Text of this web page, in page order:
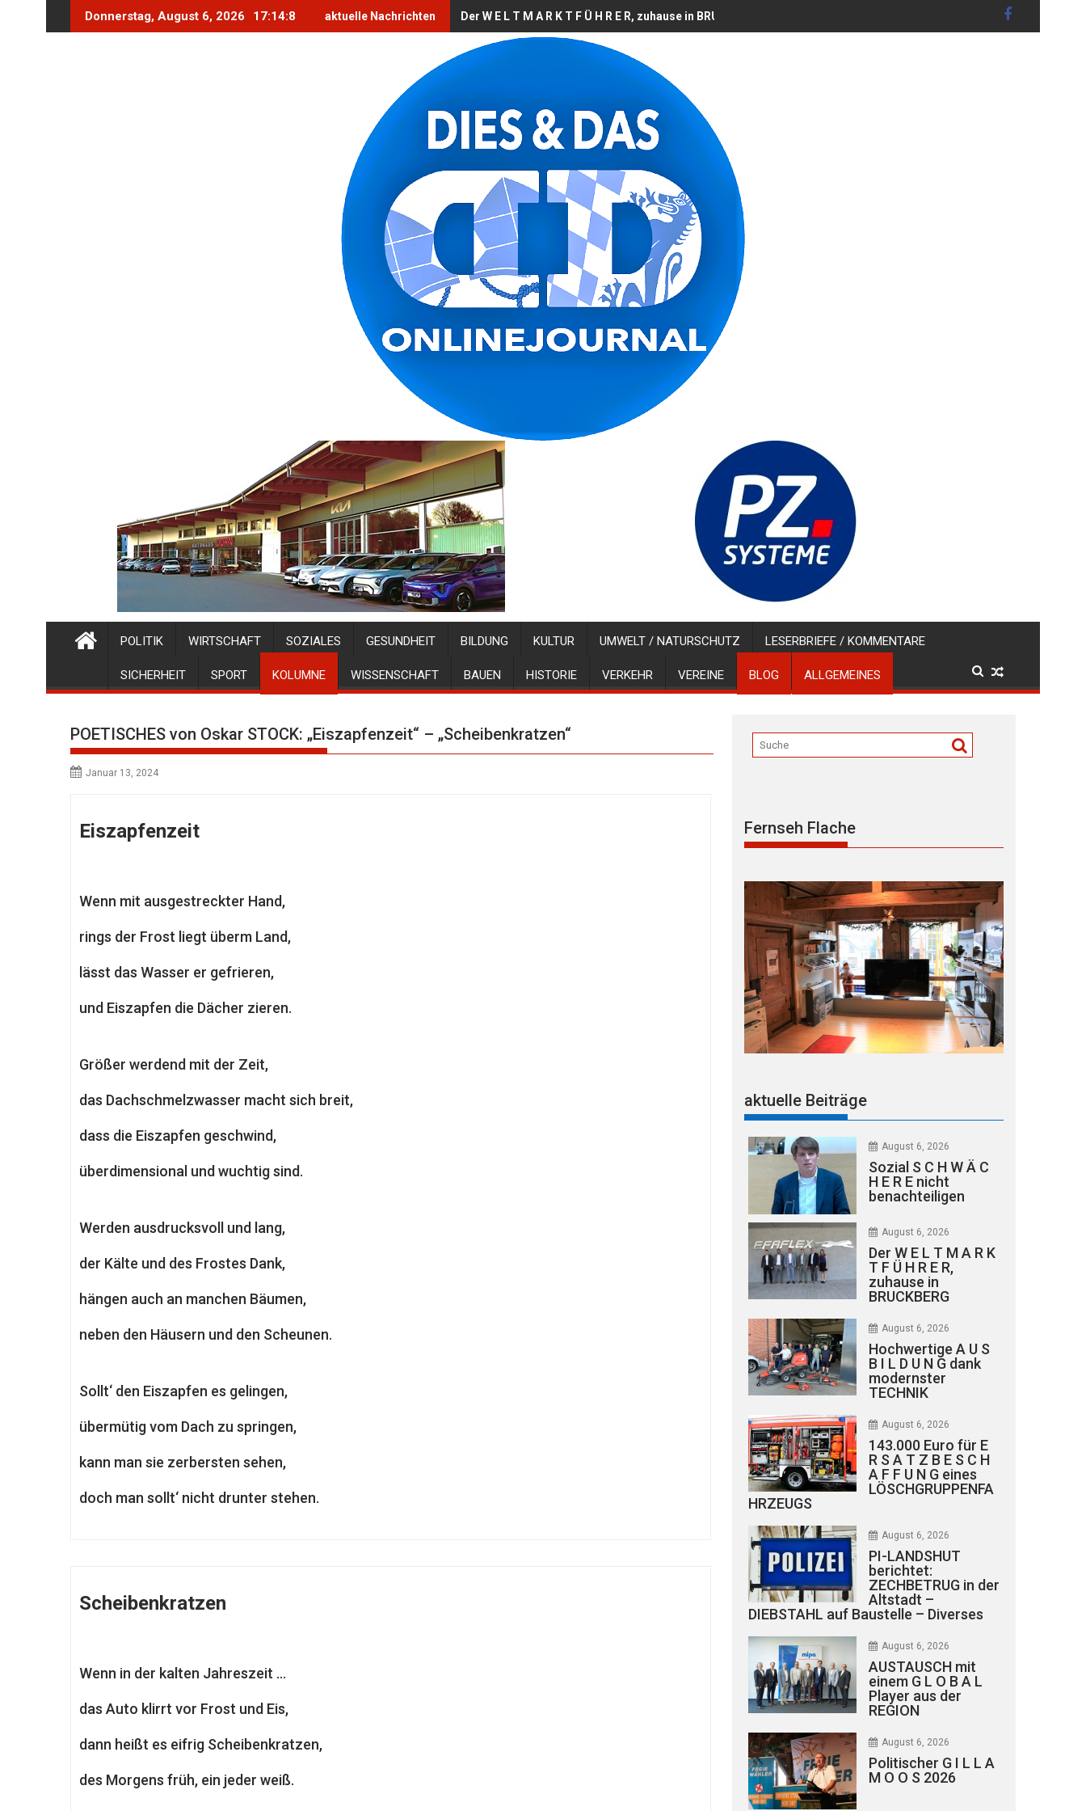
Donnerstag, August 6, 2026 17:14:10 aktuelle Nachrichten Der W E L T M A R K T F Ü H R E R, zuhause in BRUCKBERG
POLITIK WIRTSCHAFT SOZIALES GESUNDHEIT BILDUNG KULTUR UMWELT / NATURSCHUTZ LESERBRIEFE / KOMMENTARE
SICHERHEIT SPORT KOLUMNE WISSENSCHAFT BAUEN HISTORIE VERKEHR VEREINE BLOG ALLGEMEINES
POETISCHES von Oskar STOCK: „Eiszapfenzeit“ – „Scheibenkratzen“
Januar 13, 2024
Eiszapfenzeit
Wenn mit ausgestreckter Hand,
rings der Frost liegt überm Land,
lässt das Wasser er gefrieren,
und Eiszapfen die Dächer zieren.
Größer werdend mit der Zeit,
das Dachschmelzwasser macht sich breit,
dass die Eiszapfen geschwind,
überdimensional und wuchtig sind.
Werden ausdrucksvoll und lang,
der Kälte und des Frostes Dank,
hängen auch an manchen Bäumen,
neben den Häusern und den Scheunen.
Sollt‘ den Eiszapfen es gelingen,
übermütig vom Dach zu springen,
kann man sie zerbersten sehen,
doch man sollt‘ nicht drunter stehen.
Scheibenkratzen
Wenn in der kalten Jahreszeit …
das Auto klirrt vor Frost und Eis,
dann heißt es eifrig Scheibenkratzen,
des Morgens früh, ein jeder weiß.
Fernseh Flache
aktuelle Beiträge
August 6, 2026
Sozial S C H W Ä C
H E R E nicht
benachteiligen
August 6, 2026
Der W E L T M A R K
T F Ü H R E R,
zuhause in
BRUCKBERG
August 6, 2026
Hochwertige A U S
B I L D U N G dank
modernster
TECHNIK
August 6, 2026
143.000 Euro für E
R S A T Z B E S C H
A F F U N G eines
LÖSCHGRUPPENFA
HRZEUGS
August 6, 2026
PI-LANDSHUT
berichtet:
ZECHBETRUG in der
Altstadt –
DIEBSTAHL auf Baustelle – Diverses
August 6, 2026
AUSTAUSCH mit
einem G L O B A L
Player aus der
REGION
August 6, 2026
Politischer G I L L A
M O O S 2026